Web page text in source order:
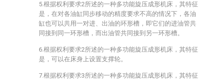
5.根据权利要求2所述的一种多功能旋压成形机床，其特征
是，在对各油缸同步移动的精度要求不高的情况下，各油
缸也可以共用一对进、出油的环形槽，即它们的进油管共
同接到同一环形槽，而出油管共同接到另一环形槽。
6.根据权利要求2所述的一种多功能旋压成形机床，其特征
是，可以在床身上设置支撑轮。
7.根据权利要求3所述的一种多功能旋压成形机床，其特征